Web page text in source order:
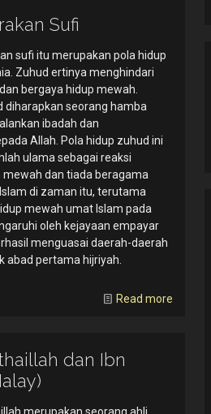
Sufi
sufi itu merupakan pola hidup
Zuhud ertinya menghindari
bergaya hidup mewah.
diharapkan seorang hamba
ibadah dan
Allah. Pola hidup zuhud ini
ulama sebagai reaksi
dan tiada beragama
di zaman itu, terutama
mewah umat Islam pada
oleh kejayaan empayar
menguasai daerah-daerah
abad pertama hijriyah.
Read more
dan Ibn